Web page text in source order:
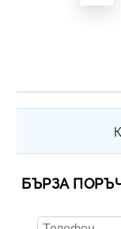
БЪРЗА